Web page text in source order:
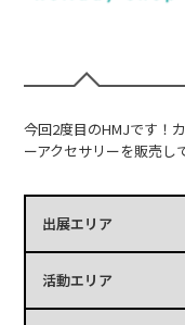
今回2度目のHMJです！
ーアクセサリーを販売し
出展エリア
活動エリア